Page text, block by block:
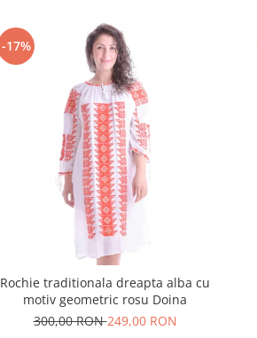
-17%
Rochie traditionala dreapta alba cu
motiv geometric rosu Doina
300,00 RON249,00 RON